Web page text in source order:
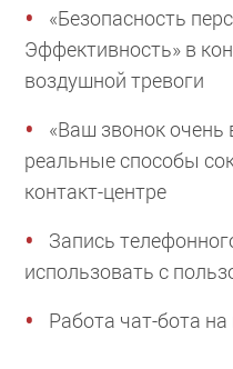
«Безопасность
Эффективность» в
воздушной тревоги
«Ваш звонок очень
реальные способы
контакт-центре
Запись
использовать с
Работа чат-бота на